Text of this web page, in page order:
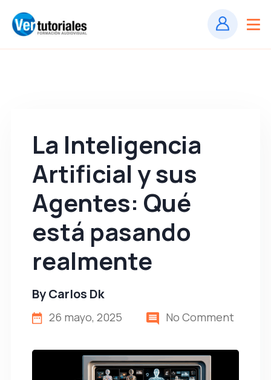
La Inteligencia
Artificial y sus
Agentes: Qué
está pasando
realmente
ByCarlos Dk
26 mayo, 2025 No Comment